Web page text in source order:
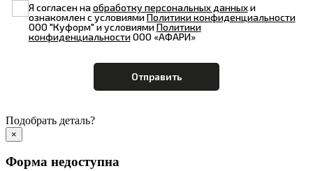
Я согласен наобработку персональных данныхи
ознакомлен с условиямиПолитики конфиденциальности
ООО "Куформ" и условиямиПолитики
конфиденциальностиООО «АФАРИ»
Подобрать деталь?
×
Форма недоступна